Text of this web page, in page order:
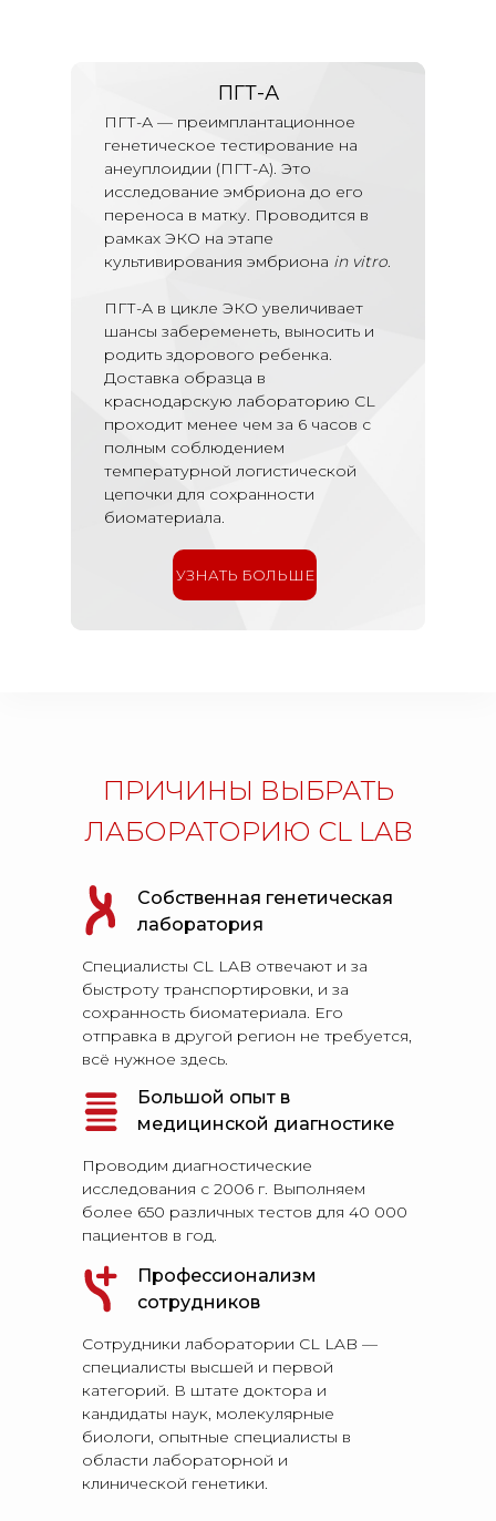
ПГТ-А
ПГТ-А — преимплантационное
генетическое тестирование на
анеуплоидии (ПГТ-А). Это
исследование эмбриона до его
переноса в матку. Проводится в
рамках ЭКО на этапе
культивирования эмбриона in vitro.
ПГТ-А в цикле ЭКО увеличивает
шансы забеременеть, выносить и
родить здорового ребенка.
Доставка образца в
краснодарскую лабораторию CL
проходит менее чем за 6 часов с
полным соблюдением
температурной логистической
цепочки для сохранности
биоматериала.
УЗНАТЬ БОЛЬШЕ
ПРИЧИНЫ ВЫБРАТЬ
ЛАБОРАТОРИЮ CL LAB
Собственная генетическая
лаборатория
Профессионализм
сотрудников
Специалисты CL LAB отвечают и за
быстроту транспортировки, и за
сохранность биоматериала. Его
отправка в другой регион не требуется,
всё нужное здесь.
Сотрудники лаборатории CL LAB —
специалисты высшей и первой
категорий. В штате доктора и
кандидаты наук, молекулярные
биологи, опытные специалисты в
области лабораторной и
клинической генетики.
Большой опыт в
медицинской диагностике
Проводим диагностические
исследования с 2006 г. Выполняем
более 650 различных тестов для 40 000
пациентов в год.